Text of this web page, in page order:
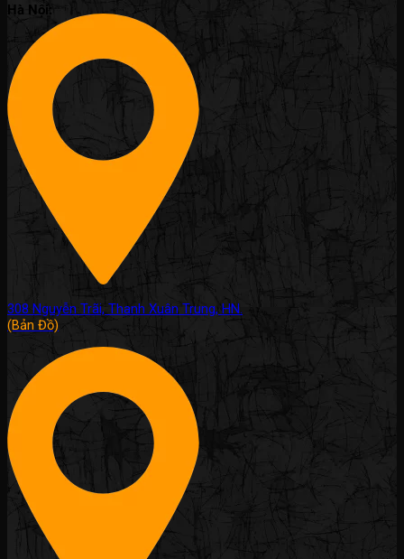
Hà Nội:
308 Nguyễn Trãi, Thanh Xuân Trung, HN.
(Bản Đồ)